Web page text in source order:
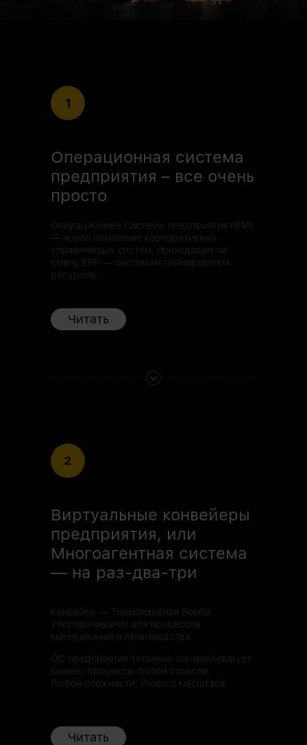
1
Операционная система
предприятия – все очень
просто
Операционные системы предприятия (IEM)
— новое поколение корпоративных
управляющих систем, приходящих на
смену ERP — системам планирования
ресурсов.
Читать
2
Виртуальные конвейеры
предприятия, или
Многоагентная система
— на раз-два-три
Конвейер — Термоядерная Бомба
Упорядочивания для процессов
материального производства.
ОС предприятия тотально синхронизирует
бизнес-процессы любой отрасли.
Любой сложности. Любого масштаба.
Читать